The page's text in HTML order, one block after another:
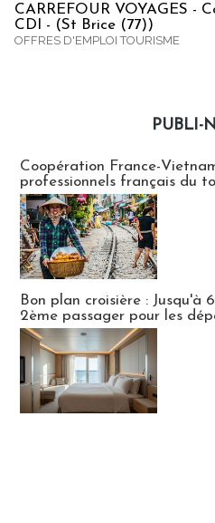
CARREFOUR VOYAGES -
CDI - (St Brice (77))
OFFRES D'EMPLOI TOURISME
PUBLI-
Coopération France-
professionnels français du
Bon plan croisière : Jusqu'à
2ème passager pour les